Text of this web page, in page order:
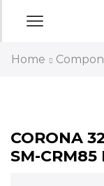
Home
CORONA
SM-CRM85